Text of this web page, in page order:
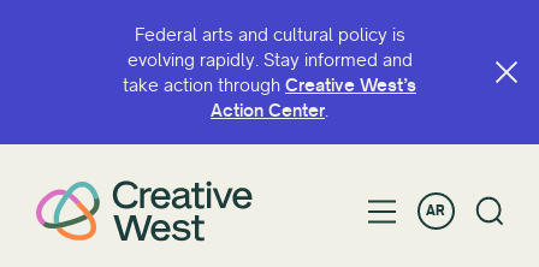
Federal arts and cultural policy is
evolving rapidly. Stay informed and
take action through Creative West’s
Action Center.
AR
البحث حسب الاسم أو الكلمة الرئيسية
تصفية حسب